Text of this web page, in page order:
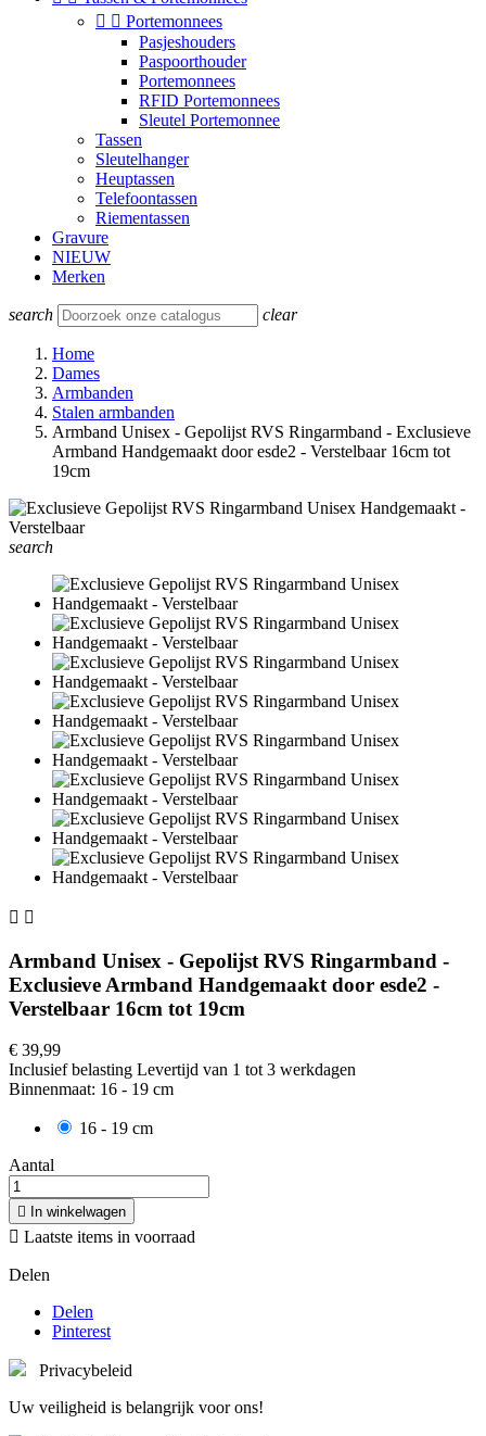
  Portemonnees
Pasjeshouders
Paspoorthouder
Portemonnees
RFID Portemonnees
Sleutel Portemonnee
Tassen
Sleutelhanger
Heuptassen
Telefoontassen
Riementassen
Gravure
NIEUW
Merken
search clear
Home
Dames
Armbanden
Stalen armbanden
Armband Unisex - Gepolijst RVS Ringarmband - Exclusieve
Armband Handgemaakt door esde2 - Verstelbaar 16cm tot
19cm
search
 
Armband Unisex - Gepolijst RVS Ringarmband -
Exclusieve Armband Handgemaakt door esde2 -
Verstelbaar 16cm tot 19cm
€ 39,99
Inclusief belasting Levertijd van 1 tot 3 werkdagen
Binnenmaat: 16 - 19 cm
16 - 19 cm
Aantal
 In winkelwagen
 Laatste items in voorraad
Delen
Delen
Pinterest
Privacybeleid
Uw veiligheid is belangrijk voor ons!